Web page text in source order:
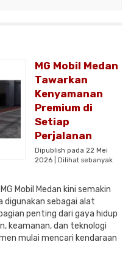
MG Mobil Medan
Tawarkan
Kenyamanan
Premium di
Setiap
Perjalanan
Dipublish pada 22 Mei
2026 | Dilihat sebanyak
Mobil Medan kini semakin
digunakan sebagai alat
penting dari gaya hidup
keamanan, dan teknologi
mulai mencari kendaraan